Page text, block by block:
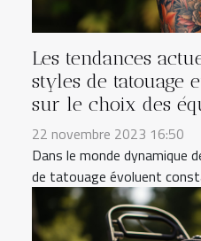
Les tendances
styles de tatouage
sur le choix des
22 novembre 2023 16:50
Dans le monde dynamique
de tatouage évoluent